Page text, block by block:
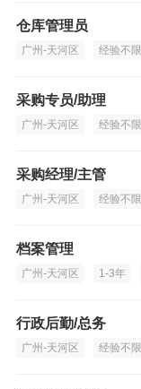
仓库管理员
广州-天河区 经验不限
采购专员/助理
广州-天河区 经验不限
采购经理/主管
广州-天河区 经验不限
档案管理
广州-天河区 1-3年
行政后勤/总务
广州-天河区 经验不限